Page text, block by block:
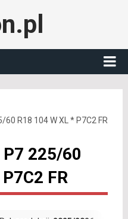
60 R18 104 W XL * P7C2 FR
225/60
FR